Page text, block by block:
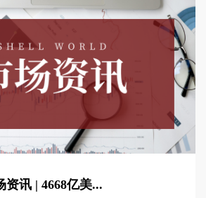
资讯 | 4668亿美...